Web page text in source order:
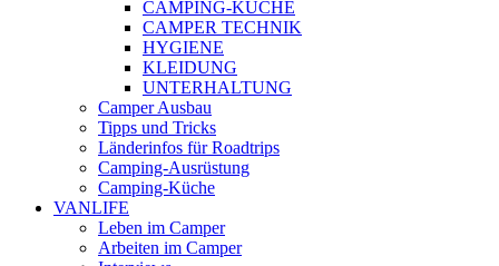
CAMPING-KÜCHE
CAMPER TECHNIK
HYGIENE
KLEIDUNG
UNTERHALTUNG
Camper Ausbau
Tipps und Tricks
Länderinfos für Roadtrips
Camping-Ausrüstung
Camping-Küche
VANLIFE
Leben im Camper
Arbeiten im Camper